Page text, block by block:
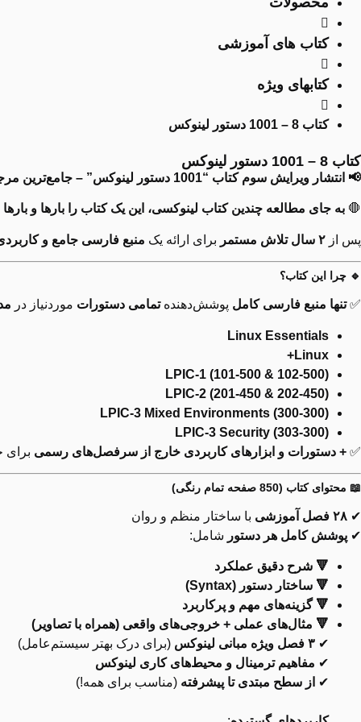
کتاب های آموزشی
کتابهای ویژه
کتاب 8 – 1001 دستور لینوکس
کتاب 8 – 1001 دستور لینوکس
📢 انتشار ویرایش سوم کتاب “1001 دستور لینوکس” – جامع‌ترین مرجع فارسی لینوکس! 📚
🛑 به جای مطالعه چندین کتاب لینوکسی، این یک کتاب را بارها و بارها
پس از ۲ سال تلاش مستمر برای ارائه یک منبع فارسی جامع و
🔹 چرا این کتاب؟
✅تنها منبع فارسی کامل پوشش‌دهندهتمامی دستورات موردنیاز در
Linux Essentials
Linux+
LPIC-1 (101-500 & 102-500)
LPIC-2 (201-450 & 202-450)
LPIC-3 Mixed Environments (300-300)
LPIC-3 Security (303-300)
✅ + دستورات و ابزارهای کاربردی خارج از سرفصل‌های رسمی
📖 محتوای کتاب (850 صفحه تمام رنگی)
✔ ۲۸ فصل آموزشی
با ساختار منظم و روان
✔ پوشش کامل هر دستور شامل:
🔻 شرح دقیق عملکرد
🔻 ساختار دستور (Syntax)
🔻 گزینه‌های مهم و پرکاربرد
🔻 مثال‌های عملی + خروجی‌های واقعی (همراه با تصاویر)
✔ ۳ فصل ویژه مبانی لینوکس
(برای درک بهتر سیستم‌عامل)
✔ مفاهیم ترمینال و محیط‌های کاری لینوکس
✔ از سطح مبتدی تا پیشرفته (مناسب برای همه!)